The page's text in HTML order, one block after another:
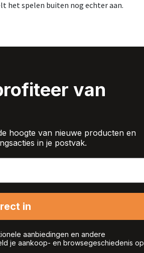
het spelen buiten nog echter aan.
van
hoogte van nieuwe producten en
in je postvak.
in
aanbiedingen en andere
je aankoop- en browsegeschiedenis op